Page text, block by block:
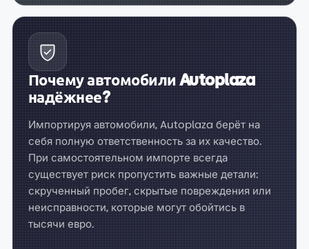
Почему автомобили Autoplaza
надёжнее?
Импортируя автомобили, Autoplaza берёт на
себя полную ответственность за их качество.
При самостоятельном импорте всегда
существует риск пропустить важные детали:
скрученный пробег, скрытые повреждения или
неисправности, которые могут обойтись в
тысячи евро.